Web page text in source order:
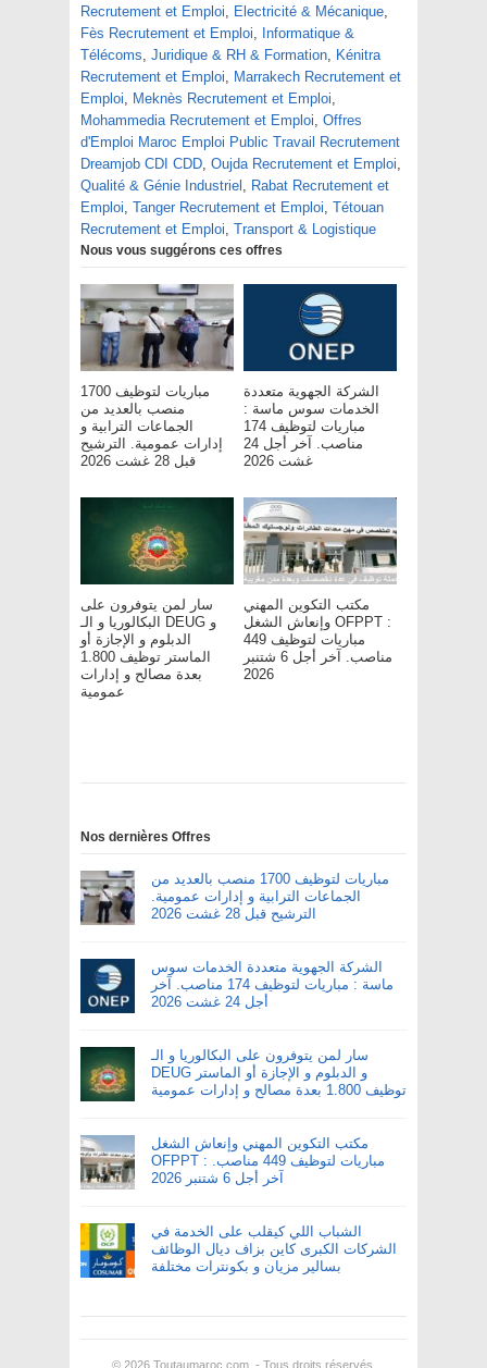
Recrutement et Emploi, Electricité & Mécanique,
Fès Recrutement et Emploi, Informatique &
Télécoms, Juridique & RH & Formation, Kénitra
Recrutement et Emploi, Marrakech Recrutement et
Emploi, Meknès Recrutement et Emploi,
Mohammedia Recrutement et Emploi, Offres
d'Emploi Maroc Emploi Public Travail Recrutement
Dreamjob CDI CDD, Oujda Recrutement et Emploi,
Qualité & Génie Industriel , Rabat Recrutement et
Emploi, Tanger Recrutement et Emploi, Tétouan
Recrutement et Emploi, Transport & Logistique
Nous vous suggérons ces offres
مباريات لتوظيف 1700
منصب بالعديد من
الجماعات الترابية و
إدارات عمومية. الترشيح
قبل 28 غشت 2026
الشركة الجهوية متعددة
الخدمات سوس ماسة :
مباريات لتوظيف 174
مناصب. آخر أجل 24
غشت 2026
سار لمن يتوفرون على
البكالوريا و الـ DEUG و
الدبلوم و الإجازة أو
الماستر توظيف 1.800
بعدة مصالح و إدارات
عمومية
مكتب التكوين المهني
وإنعاش الشغل OFPPT :
مباريات لتوظيف 449
مناصب. آخر أجل 6 شتنبر
2026
Nos dernières Offres
مباريات لتوظيف 1700 منصب بالعديد من
الجماعات الترابية و إدارات عمومية.
الترشيح قبل 28 غشت 2026
الشركة الجهوية متعددة الخدمات سوس
ماسة : مباريات لتوظيف 174 مناصب. آخر
أجل 24 غشت 2026
سار لمن يتوفرون على البكالوريا و الـ
DEUG و الدبلوم و الإجازة أو الماستر
توظيف 1.800 بعدة مصالح و إدارات عمومية
مكتب التكوين المهني وإنعاش الشغل
OFPPT : مباريات لتوظيف 449 مناصب.
آخر أجل 6 شتنبر 2026
الشباب اللي كيقلب على الخدمة في
الشركات الكبرى كاين بزاف ديال الوظائف
بسالير مزيان و بكونترات مختلفة
© 2026 Toutaumaroc.com. - Tous droits réservés.